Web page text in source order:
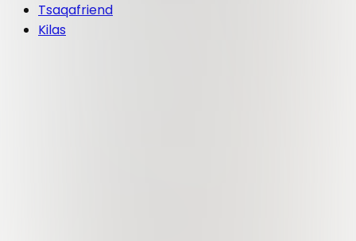
Tsaqafriend
Kilas